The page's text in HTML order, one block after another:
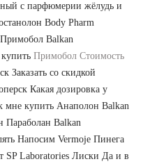
с парфюмерии жёлудь и
Body Pharm
Примобол Balkan
Примобол Стоимость
Заказать со скидкой
Какая дозировка у
мне купить Анаполон Balkan
Параболан Balkan
Напосим Vermoje Пинега
SP Laboratories Лиски Да и в